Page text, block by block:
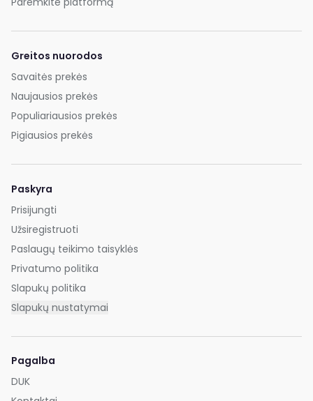
Greitos nuorodos
Savaitės prekės
Naujausios prekės
Populiariausios prekės
Pigiausios prekės
Paskyra
Prisijungti
Užsiregistruoti
Paslaugų teikimo taisyklės
Privatumo politika
Slapukų politika
Slapukų nustatymai
Pagalba
DUK